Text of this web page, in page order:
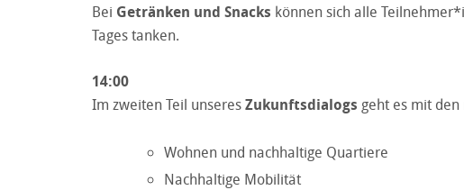
Bei Getränken und Snacks können sich alle
Tages tanken.
14:00
Im zweiten Teil unseresZukunftsdialogs geht es mit
Wohnen und nachhaltige Quartiere
Nachhaltige Mobilität